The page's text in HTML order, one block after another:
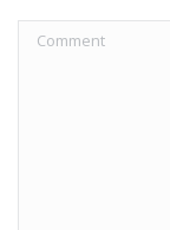
Comment